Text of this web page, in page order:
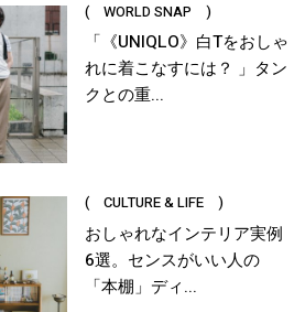
( WORLD SNAP )
「《UNIQLO》白Tをおしゃ
れに着こなすには？ 」タン
クとの重...
( CULTURE & LIFE )
おしゃれなインテリア実例
6選。センスがいい人の
「本棚」ディ...